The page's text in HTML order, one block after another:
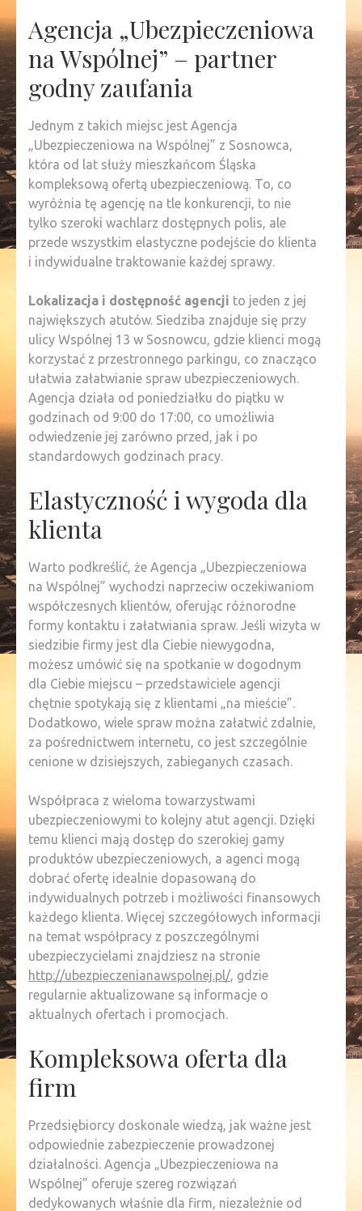
Agencja „Ubezpieczeniowa
na Wspólnej” – partner
godny zaufania
Jednym z takich miejsc jest Agencja
„Ubezpieczeniowa na Wspólnej” z Sosnowca,
która od lat służy mieszkańcom Śląska
kompleksową ofertą ubezpieczeniową. To, co
wyróżnia tę agencję na tle konkurencji, to nie
tylko szeroki wachlarz dostępnych polis, ale
przede wszystkim elastyczne podejście do klienta
i indywidualne traktowanie każdej sprawy.
Lokalizacja i dostępność agencji to jeden z jej
największych atutów. Siedziba znajduje się przy
ulicy Wspólnej 13 w Sosnowcu, gdzie klienci mogą
korzystać z przestronnego parkingu, co znacząco
ułatwia załatwianie spraw ubezpieczeniowych.
Agencja działa od poniedziałku do piątku w
godzinach od 9:00 do 17:00, co umożliwia
odwiedzenie jej zarówno przed, jak i po
standardowych godzinach pracy.
Elastyczność i wygoda dla
klienta
Warto podkreślić, że Agencja „Ubezpieczeniowa
na Wspólnej” wychodzi naprzeciw oczekiwaniom
współczesnych klientów, oferując różnorodne
formy kontaktu i załatwiania spraw. Jeśli wizyta w
siedzibie firmy jest dla Ciebie niewygodna,
możesz umówić się na spotkanie w dogodnym
dla Ciebie miejscu – przedstawiciele agencji
chętnie spotykają się z klientami „na mieście”.
Dodatkowo, wiele spraw można załatwić zdalnie,
za pośrednictwem internetu, co jest szczególnie
cenione w dzisiejszych, zabieganych czasach.
Współpraca z wieloma towarzystwami
ubezpieczeniowymi to kolejny atut agencji. Dzięki
temu klienci mają dostęp do szerokiej gamy
produktów ubezpieczeniowych, a agenci mogą
dobrać ofertę idealnie dopasowaną do
indywidualnych potrzeb i możliwości finansowych
każdego klienta. Więcej szczegółowych informacji
na temat współpracy z poszczególnymi
ubezpieczycielami znajdziesz na stronie
http://ubezpieczenianawspolnej.pl/, gdzie
regularnie aktualizowane są informacje o
aktualnych ofertach i promocjach.
Kompleksowa oferta dla
firm
Przedsiębiorcy doskonale wiedzą, jak ważne jest
odpowiednie zabezpieczenie prowadzonej
działalności. Agencja „Ubezpieczeniowa na
Wspólnej” oferuje szereg rozwiązań
dedykowanych właśnie dla firm, niezależnie od